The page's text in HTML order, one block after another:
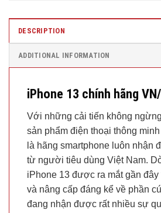
DESCRIPTION
ADDITIONAL INFORMATION
iPhone 13 chính hãng
Với những cải tiến không
sản phẩm điện thoại thông
là hãng smartphone luôn nhận
từ người tiêu dùng Việt Nam.
iPhone 13 được ra mắt gần
và nâng cấp đáng kể về phần
đang nhận được rất nhiều sự